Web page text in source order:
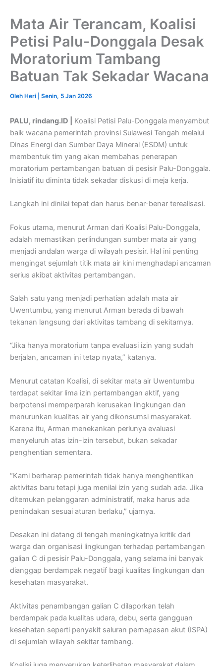
Mata Air Terancam, Koalisi
Petisi Palu-Donggala Desak
Moratorium Tambang
Batuan Tak Sekadar Wacana
Oleh Heri Senin, 5 Jan 2026
PALU, rindang.ID |
Koalisi Petisi Palu-Donggala menyambut
baik wacana pemerintah provinsi Sulawesi Tengah melalui
Dinas Energi dan Sumber Daya Mineral (ESDM) untuk
membentuk tim yang akan membahas penerapan
moratorium pertambangan batuan di pesisir Palu-Donggala.
Inisiatif itu diminta tidak sekadar diskusi di meja kerja.
Langkah ini dinilai tepat dan harus benar-benar terealisasi.
Fokus utama, menurut Arman dari Koalisi Palu-Donggala,
adalah memastikan perlindungan sumber mata air yang
menjadi andalan warga di wilayah pesisir. Hal ini penting
mengingat sejumlah titik mata air kini menghadapi ancaman
serius akibat aktivitas pertambangan.
Salah satu yang menjadi perhatian adalah mata air
Uwentumbu, yang menurut Arman berada di bawah
tekanan langsung dari aktivitas tambang di sekitarnya.
“Jika hanya moratorium tanpa evaluasi izin yang sudah
berjalan, ancaman ini tetap nyata,” katanya.
Menurut catatan Koalisi, di sekitar mata air Uwentumbu
terdapat sekitar lima izin pertambangan aktif, yang
berpotensi memperparah kerusakan lingkungan dan
menurunkan kualitas air yang dikonsumsi masyarakat.
Karena itu, Arman menekankan perlunya evaluasi
menyeluruh atas izin-izin tersebut, bukan sekadar
penghentian sementara.
“Kami berharap pemerintah tidak hanya menghentikan
aktivitas baru tetapi juga menilai izin yang sudah ada. Jika
ditemukan pelanggaran administratif, maka harus ada
penindakan sesuai aturan berlaku,” ujarnya.
Desakan ini datang di tengah meningkatnya kritik dari
warga dan organisasi lingkungan terhadap pertambangan
galian C di pesisir Palu-Donggala, yang selama ini banyak
dianggap berdampak negatif bagi kualitas lingkungan dan
kesehatan masyarakat.
Aktivitas penambangan galian C dilaporkan telah
berdampak pada kualitas udara, debu, serta gangguan
kesehatan seperti penyakit saluran pernapasan akut (ISPA)
di sejumlah wilayah sekitar tambang.